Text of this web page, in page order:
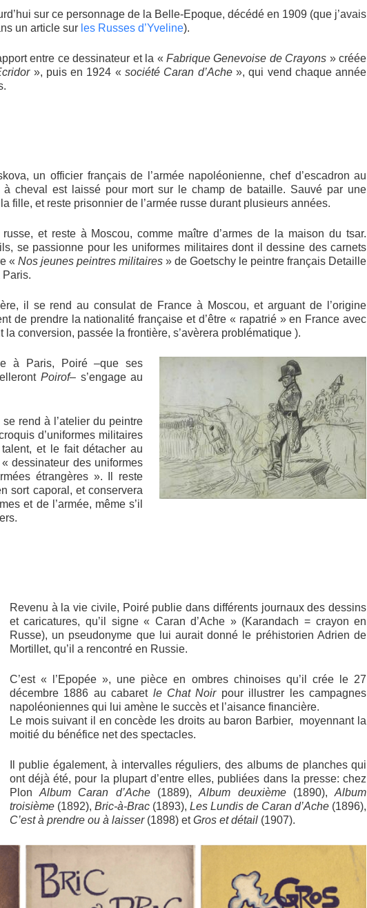
sur ce personnage de la Belle-Epoque, décédé en 1909 (que j’avais
un article sur les Russes d’Yveline).
entre ce dessinateur et la «Fabrique Genevoise de Crayons » créée
», puis en 1924 «société Caran d’Ache », qui vend chaque année
un officier français de l’armée napoléonienne, chef d’escadron au
à cheval est laissé pour mort sur le champ de bataille. Sauvé par une
fille, et reste prisonnier de l’armée russe durant plusieurs années.
et reste à Moscou, comme maître d’armes de la maison du tsar.
se passionne pour les uniformes militaires dont il dessine des carnets
« Nos jeunes peintres militaires» de Goetschy le peintre français Detaille
Paris.
il se rend au consulat de France à Moscou, et arguant de l’origine
de prendre la nationalité française et d’être « rapatrié » en France avec
conversion, passée la frontière, s’avèrera problématique ).
à Paris, Poiré –que ses
Poirof– s’engage au
rend à l’atelier du peintre
d’uniformes militaires
et le fait détacher au
dessinateur des uniformes
étrangères ». Il reste
sort caporal, et conservera
et de l’armée, même s’il
Revenu à la vie civile, Poiré publie dans différents journaux des dessins
et caricatures, qu’il signe « Caran d’Ache » (Karandach = crayon en
Russe), un pseudonyme que lui aurait donné le préhistorien Adrien de
Mortillet, qu’il a rencontré en Russie.
C’est « l’Epopée », une pièce en ombres chinoises qu’il crée le 27
décembre 1886 au cabaret le Chat Noirpour illustrer les campagnes
napoléoniennes qui lui amène le succès et l’aisance financière.
Le mois suivant il en concède les droits au baron Barbier, moyennant la
moitié du bénéfice net des spectacles.
Il publie également, à intervalles réguliers, des albums de planches qui
ont déjà été, pour la plupart d’entre elles, publiées dans la presse: chez
PlonAlbum Caran d’Ache(1889),Album deuxième(1890),Album
troisième(1892), Bric-à-Brac (1893), Les Lundis de Caran d’Ache (1896),
C’est à prendre ou à laisser (1898) etGros et détail(1907).